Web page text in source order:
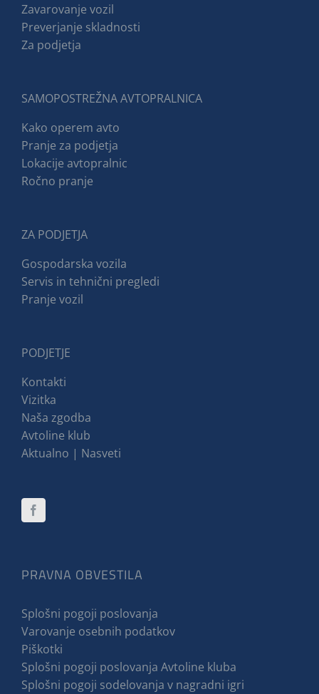
Zavarovanje vozil
Preverjanje skladnosti
Za podjetja
SAMOPOSTREŽNA AVTOPRALNICA
Kako operem avto
Pranje za podjetja
Lokacije avtopralnic
Ročno pranje
ZA PODJETJA
Gospodarska vozila
Servis in tehnični pregledi
Pranje vozil
PODJETJE
Kontakti
Vizitka
Naša zgodba
Avtoline klub
Aktualno | Nasveti
PRAVNA OBVESTILA
Splošni pogoji poslovanja
Varovanje osebnih podatkov
Piškotki
Splošni pogoji poslovanja Avtoline kluba
Splošni pogoji sodelovanja v nagradni igri